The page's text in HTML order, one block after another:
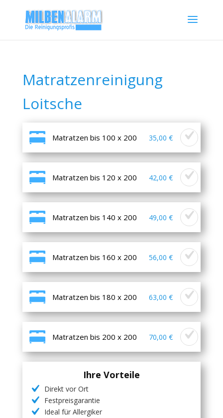
Matratzenreinigung
Loitsche
Matratzen bis 100 x 200 35,00 €
Matratzen bis 120 x 200 42,00 €
Matratzen bis 140 x 200 49,00 €
Matratzen bis 160 x 200 56,00 €
Matratzen bis 180 x 200 63,00 €
Matratzen bis 200 x 200 70,00 €
Ihre Vorteile
Direkt vor Ort
Festpreisgarantie
Ideal für Allergiker